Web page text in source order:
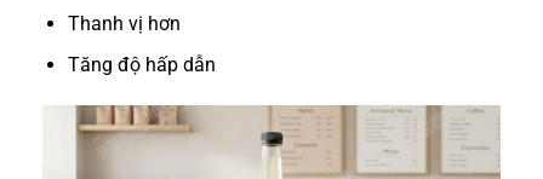
Thanh vị hơn
Tăng độ hấp dẫn